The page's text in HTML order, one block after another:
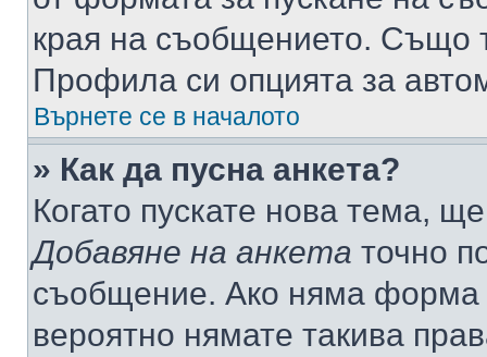
края на съобщението. Също
Профила си опцията за
Върнете се в началото
» Как да пусна анкета?
Когато пускате нова тема,
Добавяне на анкета точно
съобщение. Ако няма форма
вероятно нямате такива